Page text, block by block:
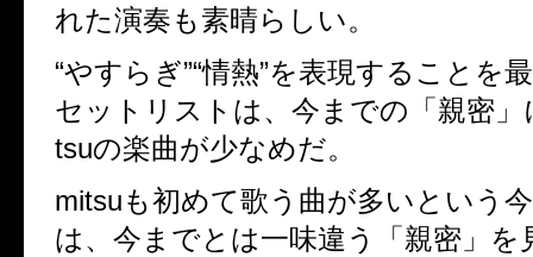
れた演奏も素晴らしい。
“やすらぎ”“情熱”を表現することを
セットリストは、今までの「親密
tsuの楽曲が少なめだ。
mitsuも初めて歌う曲が多いという
は、今までとは一味違う「親密」を